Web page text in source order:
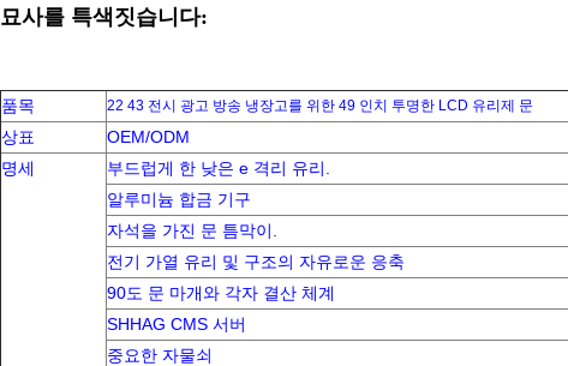
묘사를 특색짓습니다:
품목 22 43 전시 광고 방송 냉장고를 위한 49 인치 투명한 LCD 유리제 문
상표
OEM/ODM
명세
부드럽게 한 낮은 e 격리 유리.
알루미늄 합금 기구
자석을 가진 문 틈막이.
전기 가열 유리 및 구조의 자유로운 응축
90도 문 마개와 각자 결산 체계
SHHAG CMS 서버
중요한 자물쇠